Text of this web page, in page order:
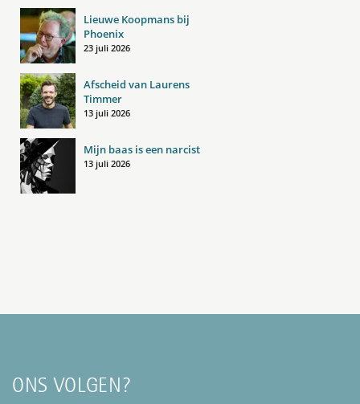
Lieuwe Koopmans bij
Phoenix
23 juli 2026
Afscheid van Laurens
Timmer
13 juli 2026
Mijn baas is een narcist
13 juli 2026
ONS VOLGEN?